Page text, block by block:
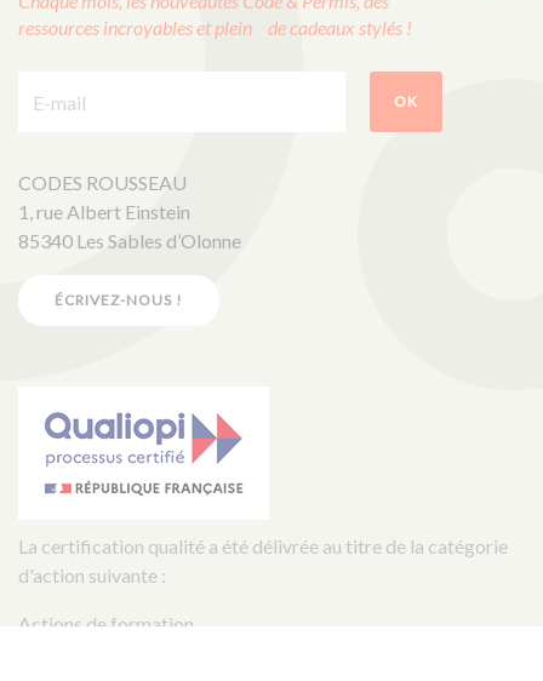
ressources incroyables et plein de cadeaux stylés !
OK
CODES ROUSSEAU
1, rue Albert Einstein
85340 Les Sables d’Olonne
ÉCRIVEZ-NOUS !
La certification qualité a été délivrée au titre de la catégorie
d'action suivante :
Actions de formation